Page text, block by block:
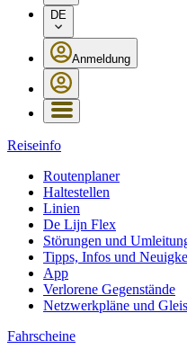
DE
Anmeldung
Reiseinfo
Routenplaner
Haltestellen
Linien
De Lijn Flex
Störungen und
Tipps, Infos und
App
Verlorene Gegenstände
Netzwerkpläne und
Fahrscheine